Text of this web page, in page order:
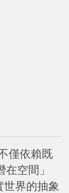
僅依賴既
空間」
世界的抽象